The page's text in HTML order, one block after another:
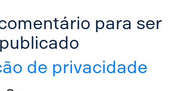
para ser
publicado
de privacidade